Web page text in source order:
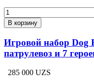
В корзину
Игровой набор Dog
патрулевоз и 7
285 000 UZS